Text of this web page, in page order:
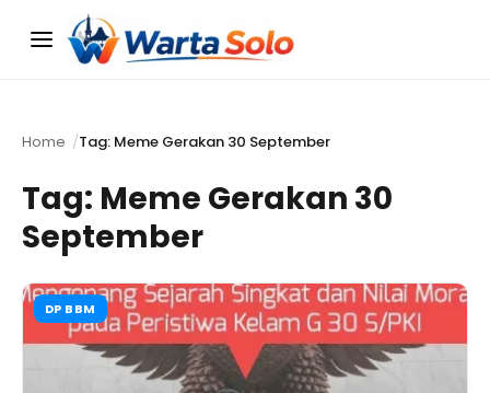
Menu
Home Tag: Meme Gerakan 30 September
Tag: Meme Gerakan 30
September
DP BBM